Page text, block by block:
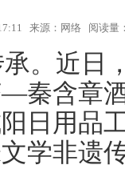
来源：网络 阅读量
。近日
秦含章
日用品
学非遗